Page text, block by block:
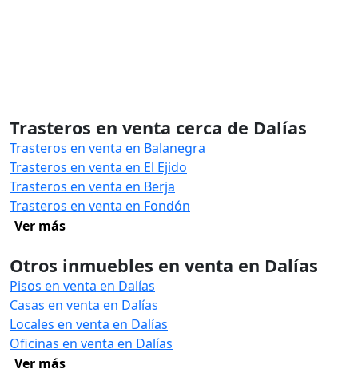
Trasteros en venta cerca de Dalías
Trasteros en venta en Balanegra
Trasteros en venta en El Ejido
Trasteros en venta en Berja
Trasteros en venta en Fondón
Ver más
Otros inmuebles en venta en Dalías
Pisos en venta en Dalías
Casas en venta en Dalías
Locales en venta en Dalías
Oficinas en venta en Dalías
Ver más